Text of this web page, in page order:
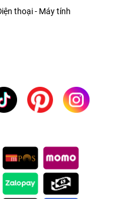
thoại - Máy tính